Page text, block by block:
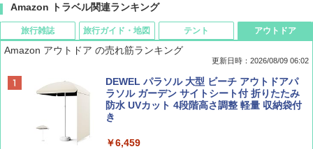
Amazon トラベル関連ランキング
旅行雑誌
BE-PAL(ビ-パル) 2026年 9 月号【特別付録:
SOTO ミニマル"旅"財布 ランダム2種】
￥1,500
旅行ガイド・地図
地球の歩き方 スター・ウォーズ
￥2,695
テント
[キャンパーズコレクション 山善] ポップアッ
プテント 傘みたいに広げて畳める パッとサ
ッとサンシェード キューブ フルクローズ メ
ッシュ 簡単設置 ワンタッチテント キャンプ
アウトドア
Amazon アウトドア の売れ筋ランキング
更新日時：2026/08/09 06:02
DEWEL パラソル 大型 ビーチ アウトドアパ
ラソル ガーデン サイトシート付 折りたたみ
防水 UVカット 4段階高さ調整 軽量 収納袋付
き
￥6,459